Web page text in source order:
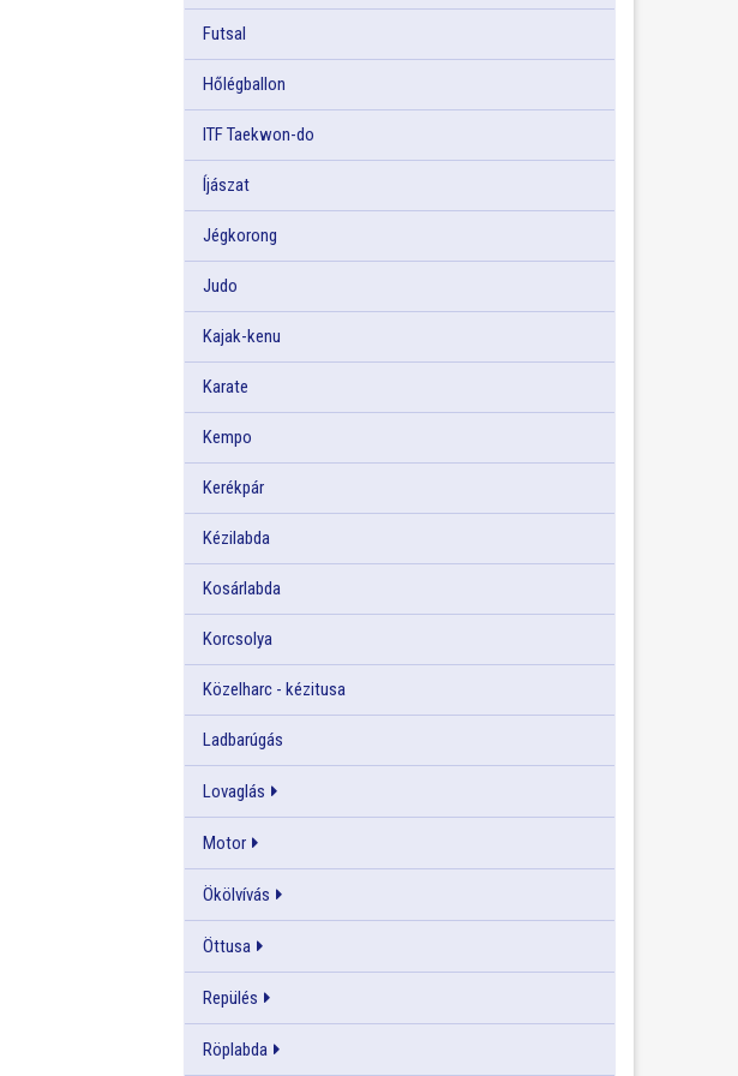
Futsal
Hőlégballon
ITF Taekwon-do
Íjászat
Jégkorong
Judo
Kajak-kenu
Karate
Kempo
Kerékpár
Kézilabda
Kosárlabda
Korcsolya
Közelharc - kézitusa
Ladbarúgás
Lovaglás
Motor
Ökölvívás
Öttusa
Repülés
Röplabda